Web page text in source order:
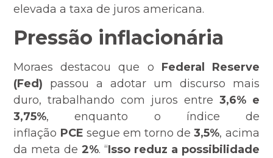
elevada a taxa de juros americana.
Pressão inflacionária
Moraes destacou que o Federal Reserve
(Fed) passou a adotar um discurso mais
duro, trabalhando com juros entre 3,6% e
3,75%, enquanto o índice de
inflação PCE segue em torno de3,5%, acima
da meta de2%. “Isso reduz a possibilidade